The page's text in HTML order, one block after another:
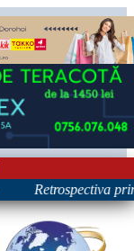
Retrospectiva